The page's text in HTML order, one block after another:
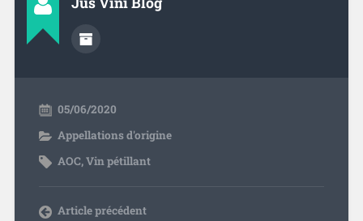
05/06/2020
Appellations d'origine
AOC,Vin pétillant
Article précédent